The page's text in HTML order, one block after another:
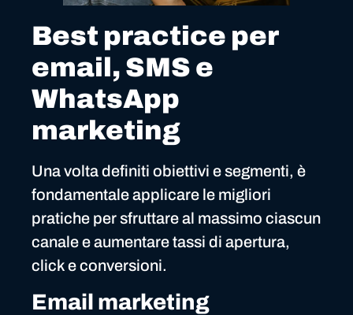
Best practice per
email, SMS e
WhatsApp
marketing
Una volta definiti obiettivi e segmenti, è
fondamentale applicare le migliori
pratiche per sfruttare al massimo ciascun
canale e aumentare tassi di apertura,
click e conversioni.
Email marketing